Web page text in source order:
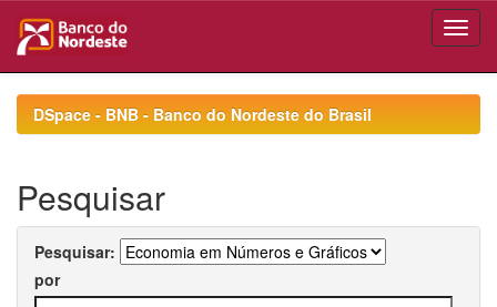
navigationDSpace - BNB - Banco do Nordeste do Brasil
Pesquisar
Pesquisar:
por